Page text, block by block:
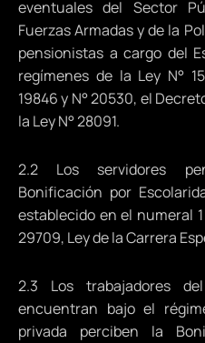
eventuales del Sector
Fuerzas Armadas y de la
pensionistas a cargo del
regímenes de la Ley N°
19846 y N° 20530, el
la Ley N° 28091.
2.2 Los servidores
Bonificación por
establecido en el numeral
29709, Ley de la Carrera
2.3 Los trabajadores
encuentran bajo el
privada perciben la